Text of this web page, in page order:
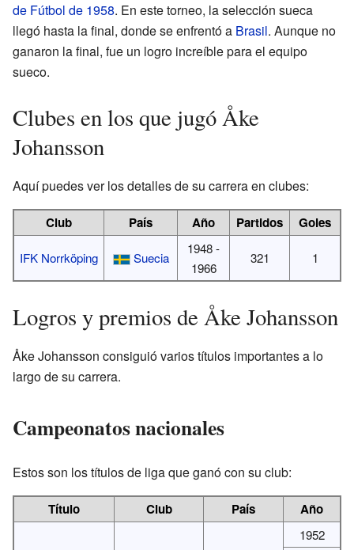
de Fútbol de 1958. En este torneo, la selección sueca
llegó hasta la final, donde se enfrentó a Brasil. Aunque no
ganaron la final, fue un logro increíble para el equipo
sueco.
Clubes en los que jugó Åke
Johansson
Aquí puedes ver los detalles de su carrera en clubes:
Club País Año Partidos Goles
IFK Norrköping Suecia
1948 -
1966
321 1
Logros y premios de Åke Johansson
Åke Johansson consiguió varios títulos importantes a lo
largo de su carrera.
Campeonatos nacionales
Estos son los títulos de liga que ganó con su club:
Título Club País Año
1952